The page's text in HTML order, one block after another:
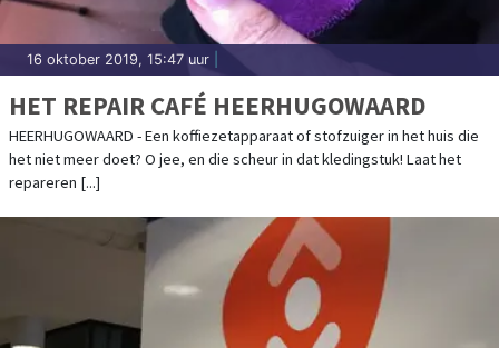
16 oktober 2019, 15:47 uur
HET REPAIR CAFÉ HEERHUGOWAARD
HEERHUGOWAARD - Een koffiezetapparaat of stofzuiger in het huis die
het niet meer doet? O jee, en die scheur in dat kledingstuk! Laat het
repareren [...]